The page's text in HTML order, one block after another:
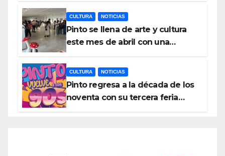
Pinto bajo amenaza
CULTURA NOTICIAS
Pinto se llena de arte y cultura
este mes de abril con una
exposiciones y espectáculos
CULTURA NOTICIAS
Pinto regresa a la década de los
noventa con su tercera feria